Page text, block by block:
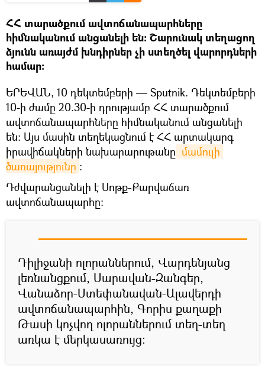
ՀՀ տարածքում ավտոճանապարհները
հիմնականում անցանելի են: Շարունակ տեղացող
ձյունն առայժմ խնդիրներ չի ստեղծել վարորդների
համար:
ԵՐԵՎԱՆ, 10 դեկտեմբերի — Sputnik. Դեկտեմբերի
10-ի ժամը 20.30-ի դրությամբ ՀՀ տարածքում
ավտոճանապարհները հիմնականում անցանելի
են: Այս մասին տեղեկացնում է ՀՀ արտակարգ
իրավիճակների նախարարութանը մամուլի
ծառայությունը :
Դժվարանցանելի է Սոթք-Քարվաճառ
ավտոճանապարհը:
Դիլիջանի ոլորաններում, Վարդենյանց
լեռնանցքում, Սարավան-Զանգեր,
Վանաձոր-Ստեփանավան-Ալավերդի
ավտոճանապարհին, Գորիս քաղաքի
Թասի կոչվող ոլորաններում տեղ-տեղ
առկա է մերկասառույց: